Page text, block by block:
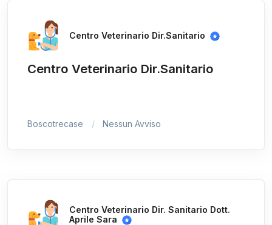
Centro Veterinario Dir.Sanitario
Centro Veterinario Dir.Sanitario
Boscotrecase Nessun Avviso
Centro Veterinario Dir. Sanitario Dott.
Aprile Sara